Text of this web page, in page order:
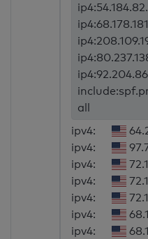
all
ipv4:
ipv4:
ipv4:
ipv4:
ipv4:
ipv4:
ipv4: